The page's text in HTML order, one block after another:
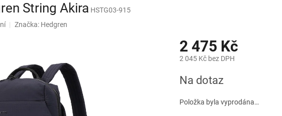
String Akira HSTG03-915
Značka: Hedgren
2 475 Kč
2 045 Kč bez DPH
cena:
Na dotaz
Položka byla vyprodána…